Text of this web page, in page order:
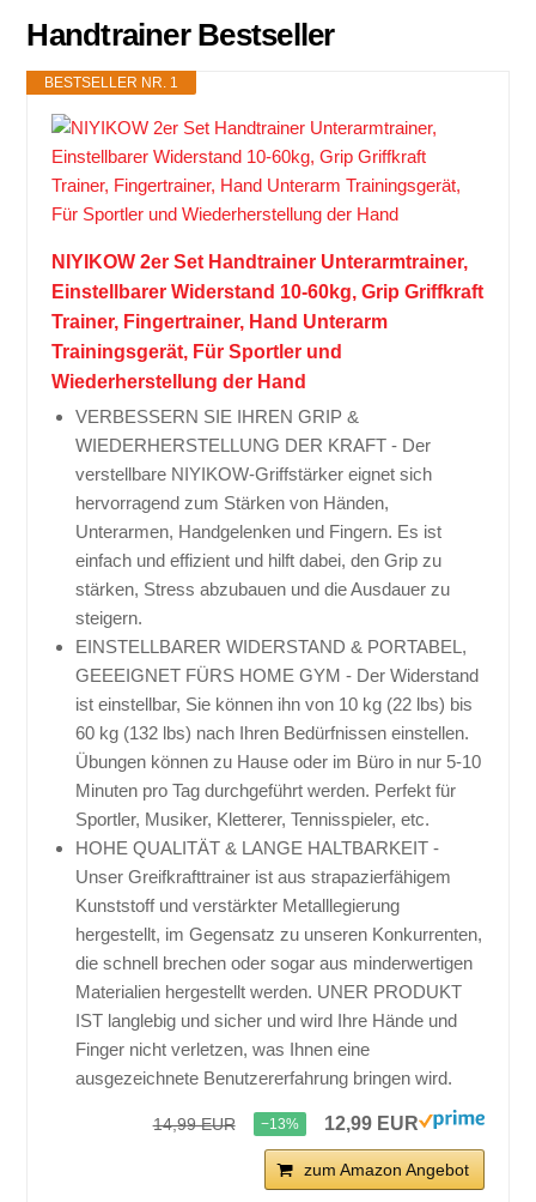
Handtrainer Bestseller
BESTSELLER NR. 1
NIYIKOW 2er Set Handtrainer Unterarmtrainer,
Einstellbarer Widerstand 10-60kg, Grip Griffkraft
Trainer, Fingertrainer, Hand Unterarm
Trainingsgerät, Für Sportler und
Wiederherstellung der Hand
VERBESSERN SIE IHREN GRIP &
WIEDERHERSTELLUNG DER KRAFT - Der
verstellbare NIYIKOW-Griffstärker eignet sich
hervorragend zum Stärken von Händen,
Unterarmen, Handgelenken und Fingern. Es ist
einfach und effizient und hilft dabei, den Grip zu
stärken, Stress abzubauen und die Ausdauer zu
steigern.
EINSTELLBARER WIDERSTAND & PORTABEL,
GEEEIGNET FÜRS HOME GYM - Der Widerstand
ist einstellbar, Sie können ihn von 10 kg (22 lbs) bis
60 kg (132 lbs) nach Ihren Bedürfnissen einstellen.
Übungen können zu Hause oder im Büro in nur 5-10
Minuten pro Tag durchgeführt werden. Perfekt für
Sportler, Musiker, Kletterer, Tennisspieler, etc.
HOHE QUALITÄT & LANGE HALTBARKEIT -
Unser Greifkrafttrainer ist aus strapazierfähigem
Kunststoff und verstärkter Metalllegierung
hergestellt, im Gegensatz zu unseren Konkurrenten,
die schnell brechen oder sogar aus minderwertigen
Materialien hergestellt werden. UNER PRODUKT
IST langlebig und sicher und wird Ihre Hände und
Finger nicht verletzen, was Ihnen eine
ausgezeichnete Benutzererfahrung bringen wird.
14,99 EUR −13% 12,99 EUR
zum Amazon Angebot